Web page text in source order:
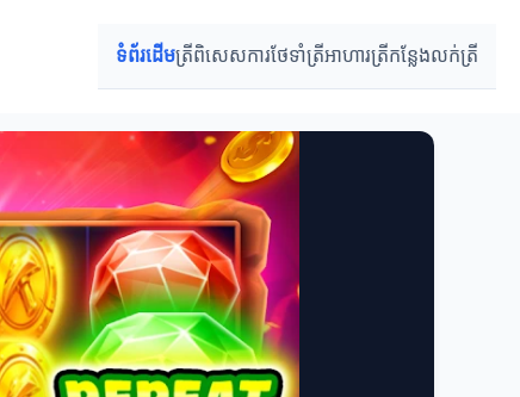
ទំព័រដើមត្រីពិសេសការថែទាំត្រីអាហារត្រីកន្លែងលក់ត្រី